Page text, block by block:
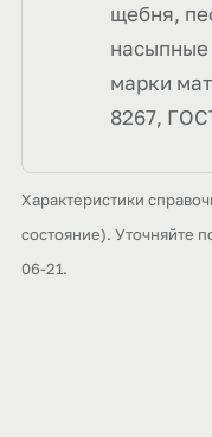
щебня,
насыпные
марки
8267,
Характеристики
состояние). Уточняйте
06-21.